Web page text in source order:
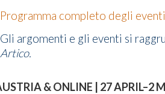
Programma completo degli
Gli argomenti e gli eventi si
Artico.
& ONLINE | 27 APRIL–2